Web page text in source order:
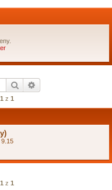
Hledat
1 z 1
9.15
1 z 1